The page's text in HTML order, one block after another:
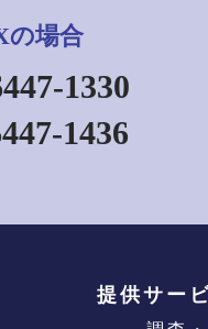
の場合
1330
1436
提供サー